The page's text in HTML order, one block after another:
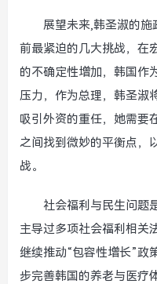
展望未来,韩圣淑的施
前最紧迫的几大挑战，在
的不确定性增加，韩国作
压力，作为总理，韩圣淑
吸引外资的重任，她需要
之间找到微妙的平衡点，
战。
社会福利与民生问题
主导过多项社会福利相关
继续推动“包容性增长”政
步完善韩国的养老与医疗